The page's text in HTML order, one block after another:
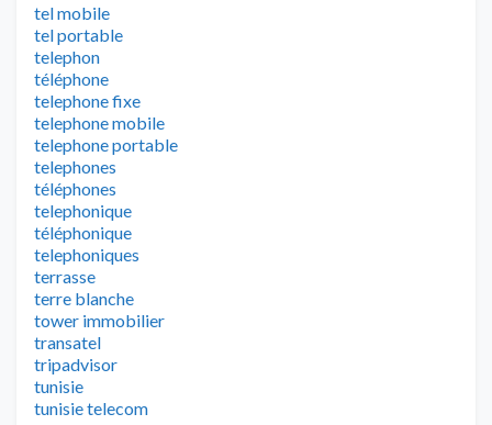
tel mobile
tel portable
telephon
téléphone
telephone fixe
telephone mobile
telephone portable
telephones
téléphones
telephonique
téléphonique
telephoniques
terrasse
terre blanche
tower immobilier
transatel
tripadvisor
tunisie
tunisie telecom